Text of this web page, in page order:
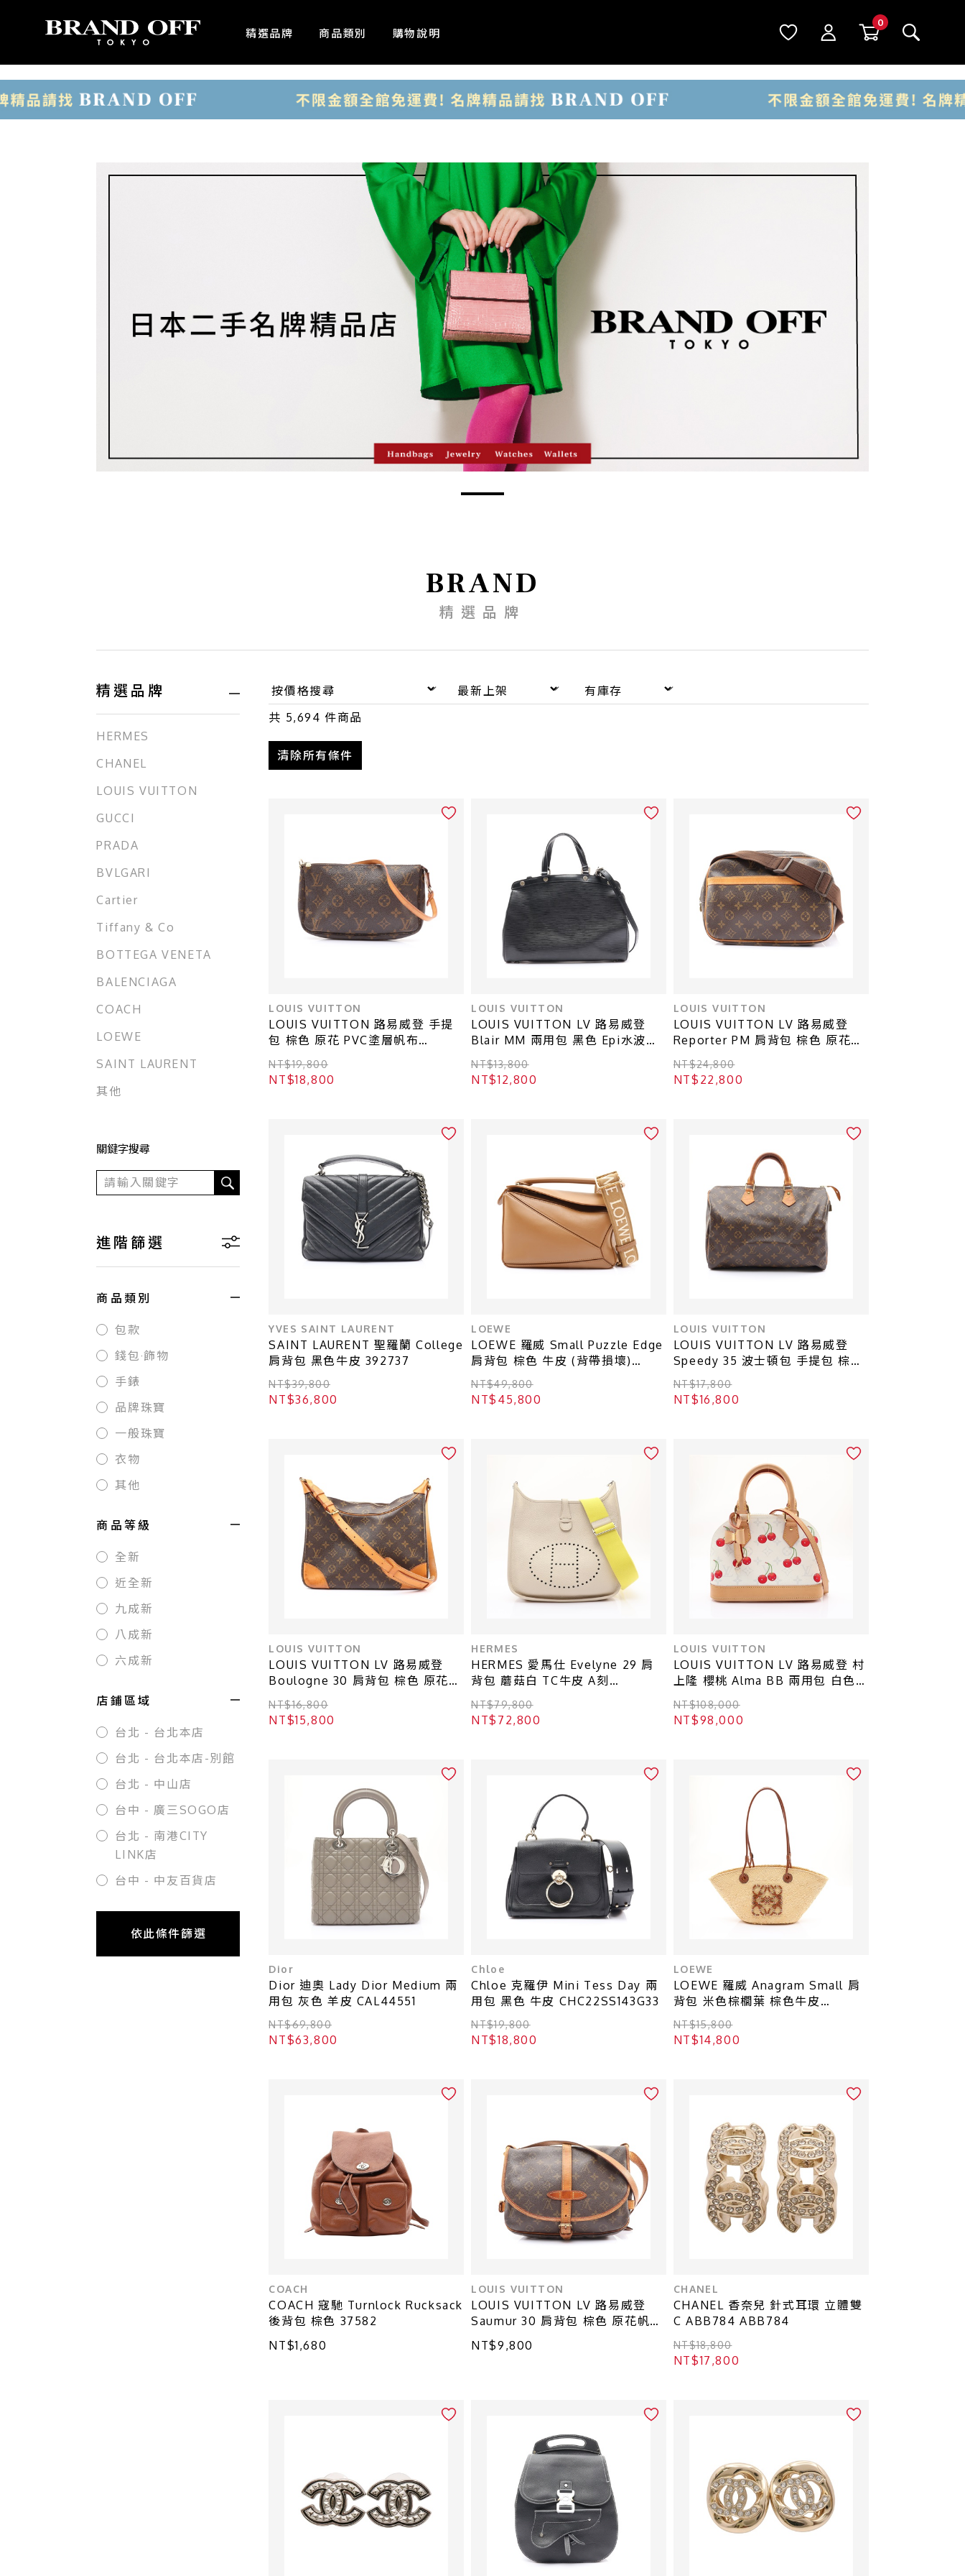
精選品牌
商品類別 購物說明
BRAND
精選品牌
精選品牌
HERMES
CHANEL
LOUIS VUITTON
GUCCI
PRADA
BVLGARI
Cartier
Tiffany & Co
BOTTEGA VENETA
BALENCIAGA
COACH
LOEWE
SAINT LAURENT
其他
關鍵字搜尋
進階篩選
商品類別
包款
錢包·飾物
手錶
品牌珠寶
一般珠寶
衣物
其他
商品等級
全新
近全新
九成新
八成新
六成新
店鋪區域
台北 - 台北本店
台北 - 台北本店-別館
台北 - 中山店
台中 - 廣三SOGO店
台北 - 南港CITY
LINK店
台中 - 中友百貨店
依此條件篩選
共 5,694 件商品
清除所有條件
LOUIS VUITTON
LOUIS VUITTON 路易威登 手提
包 棕色 原花 PVC塗層帆布
M40712 M40712
NT$19,800
NT$18,800
LOUIS VUITTON
LOUIS VUITTON LV 路易威登
Blair MM 兩用包 黑色 Epi水波紋
NT$13,800
NT$12,800
LOUIS VUITTON
LOUIS VUITTON LV 路易威登
Reporter PM 肩背包 棕色 原花帆
布 M45254
NT$24,800
NT$22,800
YVES SAINT LAURENT
SAINT LAURENT 聖羅蘭 College
肩背包 黑色牛皮 392737
NT$39,800
NT$36,800
LOEWE
LOEWE 羅威 Small Puzzle Edge
肩背包 棕色 牛皮 (背帶損壞)
A510P60X30
NT$49,800
NT$45,800
LOUIS VUITTON
LOUIS VUITTON LV 路易威登
Speedy 35 波士頓包 手提包 棕色
原花帆布 無鑰匙 M41524
NT$17,800
NT$16,800
LOUIS VUITTON
LOUIS VUITTON LV 路易威登
Boulogne 30 肩背包 棕色 原花帆
布 M51265
NT$16,800
NT$15,800
HERMES
HERMES 愛馬仕 Evelyne 29 肩
背包 蘑菇白 TC牛皮 A刻
H056277CK
NT$79,800
NT$72,800
LOUIS VUITTON
LOUIS VUITTON LV 路易威登 村
上隆 櫻桃 Alma BB 兩用包 白色
原花帆布 M14234
NT$108,000
NT$98,000
Dior
Dior 迪奧 Lady Dior Medium 兩
用包 灰色 羊皮 CAL44551
NT$69,800
NT$63,800
Chloe
Chloe 克羅伊 Mini Tess Day 兩
用包 黑色 牛皮 CHC22SS143G33
NT$19,800
NT$18,800
LOEWE
LOEWE 羅威 Anagram Small 肩
背包 米色棕櫚葉 棕色牛皮
AABKP65X04-2435
NT$15,800
NT$14,800
COACH
COACH 寇馳 Turnlock Rucksack
後背包 棕色 37582
NT$1,680
LOUIS VUITTON
LOUIS VUITTON LV 路易威登
Saumur 30 肩背包 棕色 原花帆布
M42256 M42256
NT$9,800
CHANEL
CHANEL 香奈兒 針式耳環 立體雙
C ABB784 ABB784
NT$18,800
NT$17,800